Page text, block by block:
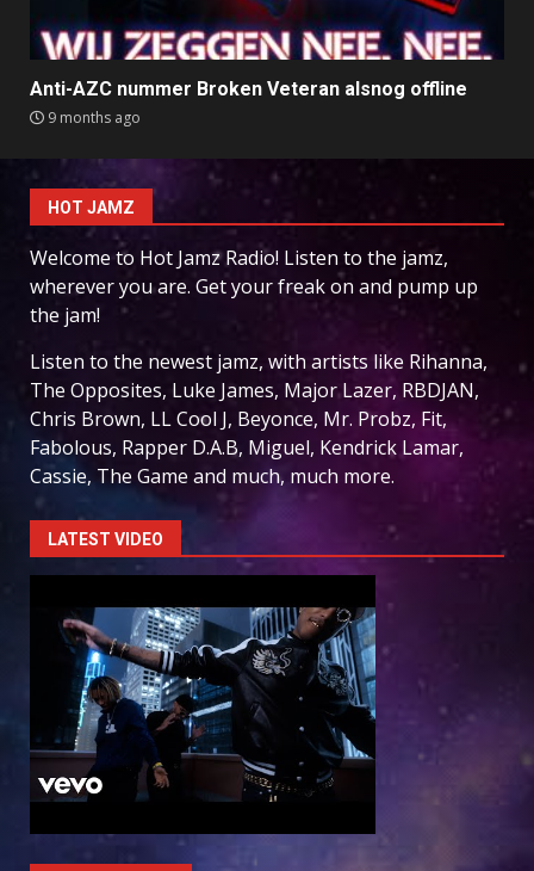
Anti-AZC nummer Broken Veteran alsnog offline
9 months ago
HOT JAMZ
Welcome to Hot Jamz Radio! Listen to the jamz,
wherever you are. Get your freak on and pump up
the jam!
Listen to the newest jamz, with artists like Rihanna,
The Opposites, Luke James, Major Lazer, RBDJAN,
Chris Brown, LL Cool J, Beyonce, Mr. Probz, Fit,
Fabolous, Rapper D.A.B, Miguel, Kendrick Lamar,
Cassie, The Game and much, much more.
LATEST VIDEO